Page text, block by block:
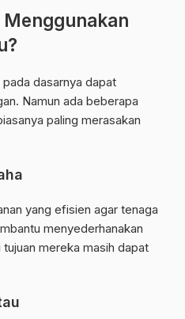
pada dasarnya dapat
Namun ada beberapa
paling merasakan
yang efisien agar tenaga
menyederhanakan
mereka masih dapat